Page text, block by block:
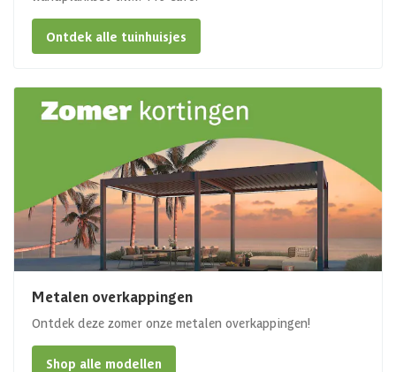
Ontdek alle tuinhuisjes
Metalen overkappingen
Ontdek deze zomer onze metalen overkappingen!
Shop alle modellen